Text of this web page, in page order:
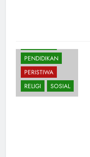
PENDIDIKAN
PERISTIWA
RELIGI
SOSIAL